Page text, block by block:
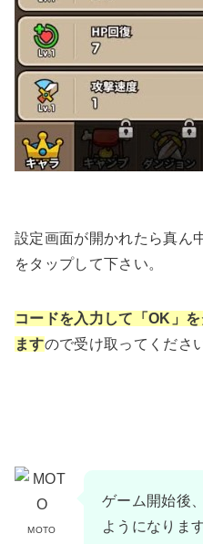
設定画面が開かれたら真ん
をタップして下さい。
コードを入力して「OK」
ますので受け取ってくださ
MOTO
ゲーム開始後
ようになります